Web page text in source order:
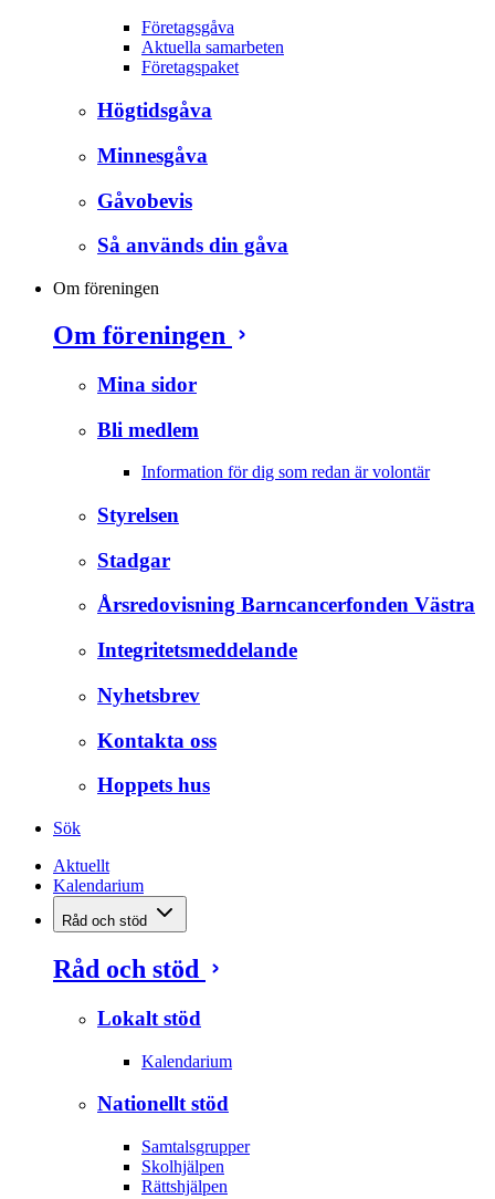
Företagsgåva
Aktuella samarbeten
Företagspaket
Högtidsgåva
Minnesgåva
Gåvobevis
Så används din gåva
Om föreningen
Om föreningen
Mina sidor
Bli medlem
Information för dig som redan är volontär
Styrelsen
Stadgar
Årsredovisning Barncancerfonden Västra
Integritetsmeddelande
Nyhetsbrev
Kontakta oss
Hoppets hus
Sök
Aktuellt
Kalendarium
Råd och stöd
Råd och stöd
Lokalt stöd
Kalendarium
Nationellt stöd
Samtalsgrupper
Skolhjälpen
Rättshjälpen